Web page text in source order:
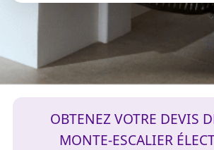
OBTENEZ VOTRE DEVIS
MONTE-ESCALIER